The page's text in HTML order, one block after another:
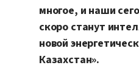
многое, и наши
скоро станут
новой
Казахстан».